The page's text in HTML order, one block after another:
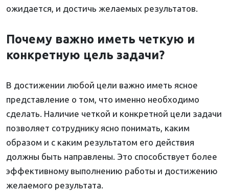
ожидается, и достичь желаемых результатов.
Почему важно иметь четкую и
конкретную цель задачи?
В достижении любой цели важно иметь ясное
представление о том, что именно необходимо
сделать. Наличие четкой и конкретной цели задачи
позволяет сотруднику ясно понимать, каким
образом и с каким результатом его действия
должны быть направлены. Это способствует более
эффективному выполнению работы и достижению
желаемого результата.